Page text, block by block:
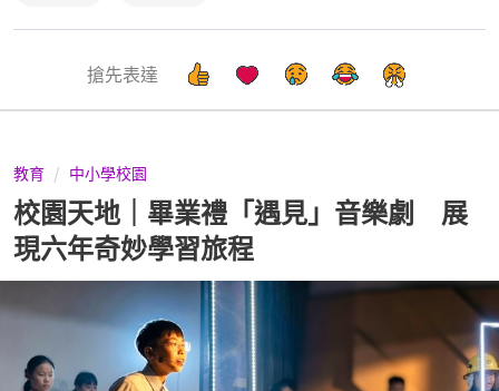
搶先表達
教育 中小學校園
校園天地｜畢業禮「遇見」音樂劇 展
現六年奇妙學習旅程